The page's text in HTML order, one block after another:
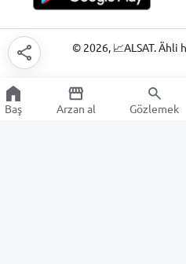
© 2026, 📈ALSAT. Ähli
Baş Arzan al Gözlemek